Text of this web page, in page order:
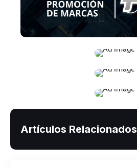
Artículos Relacionados